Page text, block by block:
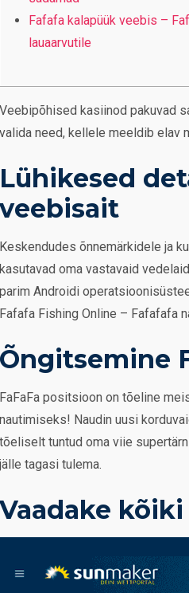
Fafafa kalapüük veebis –
lauaarvutile
Veebipõhised kasiinod pakuvad
valida need, kellele meeldib elav
Lühikesed
veebisait
Keskendudes õnnemärkidele ja
kasutavad oma vastavaid
parim Androidi
Fafafa Fishing Online – Fafafafa
Õngitsemine
FaFaFa positsioon on tõeline
nautimiseks! Naudin uusi
tõeliselt tuntud oma viie
jälle tagasi tulema.
Vaadake